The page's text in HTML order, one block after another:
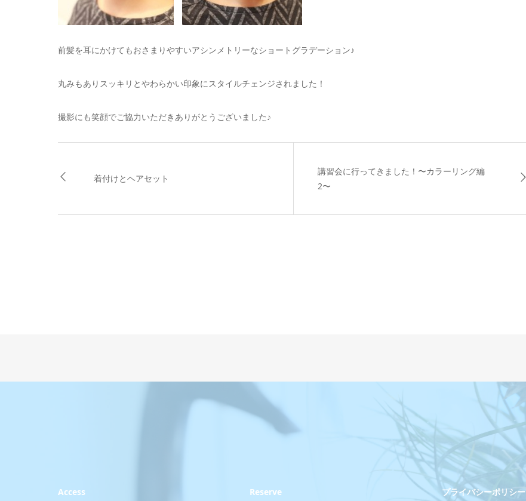
前髪を耳にかけてもおさまりやすいアシンメトリーなショートグラデーション♪
丸みもありスッキリとやわらかい印象にスタイルチェンジされました！
撮影にも笑顔でご協力いただきありがとうございました♪
着付けとヘアセット
講習会に行ってきました！〜カラーリング編
2〜
Access Reserve プライバシーポリシー